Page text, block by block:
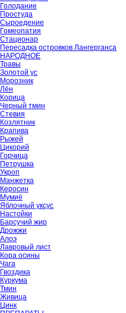
Голодание
Простуда
Сыроедение
Гомеопатия
Стационар
Пересадка островков Лангерганса
НАРОДНОЕ
Травы
Золотой ус
Морозник
Лён
Корица
Черный тмин
Стевия
Козлятник
Крапива
Рыжей
Цикорий
Горчица
Петрушка
Укроп
Манжетка
Керосин
Мумиё
Яблочный уксус
Настойки
Барсучий жир
Дрожжи
Алоэ
Лавровый лист
Кора осины
Чага
Гвоздика
Куркума
Тмин
Живица
Цинк